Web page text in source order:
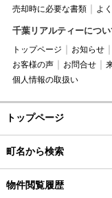
売却時に必要な書類
よ
千葉リアルティーについ
トップページ お知らせ
お客様の声
お問合せ
個人情報の取扱い
トップページ
町名から検索
物件閲覧履歴